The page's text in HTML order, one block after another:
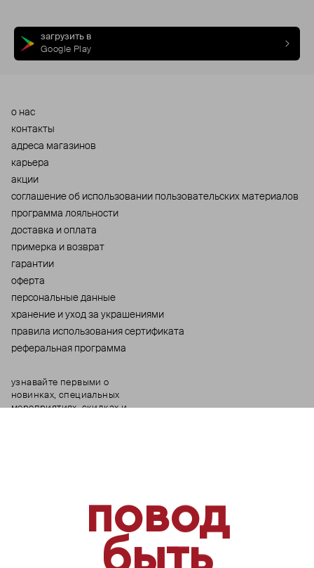
загрузить в
Google Play
о нас
контакты
адреса магазинов
карьера
акции
cоглашение об использовании пользовательских материалов
программа лояльности
доставка и оплата
примерка и возврат
гарантии
оферта
персональные данные
хранение и уход за украшениями
правила использования сертификата
реферальная программа
узнавайте первыми о
новинках, специальных
мероприятиях, скидках и
© 2013-2026 ООО «Пойзон Дроп».
все права защищены.
повод
20% баллами